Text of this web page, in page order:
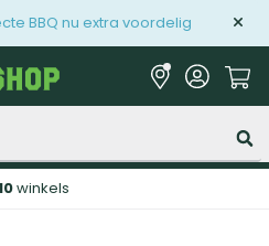
BBQ nu extra voordelig
winkels